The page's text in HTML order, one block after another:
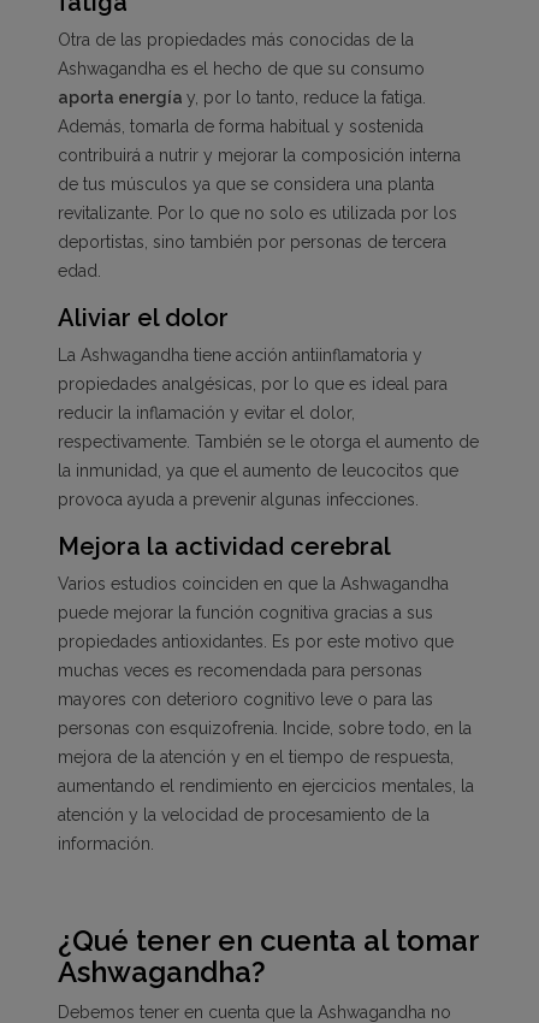
Otra de las propiedades más conocidas de la
Ashwagandha es el hecho de que su consumo
aporta energía y, por lo tanto, reduce la fatiga.
Además, tomarla de forma habitual y sostenida
contribuirá a nutrir y mejorar la composición interna
de tus músculos ya que se considera una planta
revitalizante. Por lo que no solo es utilizada por los
deportistas, sino también por personas de tercera
edad.
Aliviar el dolor
La Ashwagandha tiene acción antiinflamatoria y
propiedades analgésicas, por lo que es ideal para
reducir la inflamación y evitar el dolor,
respectivamente. También se le otorga el aumento de
la inmunidad, ya que el aumento de leucocitos que
provoca ayuda a prevenir algunas infecciones.
Mejora la actividad cerebral
Varios estudios coinciden en que la Ashwagandha
puede mejorar la función cognitiva gracias a sus
propiedades antioxidantes. Es por este motivo que
muchas veces es recomendada para personas
mayores con deterioro cognitivo leve o para las
personas con esquizofrenia. Incide, sobre todo, en la
mejora de la atención y en el tiempo de respuesta,
aumentando el rendimiento en ejercicios mentales, la
atención y la velocidad de procesamiento de la
información.
¿Qué tener en cuenta al tomar
Ashwagandha?
Debemos tener en cuenta que la Ashwagandha no